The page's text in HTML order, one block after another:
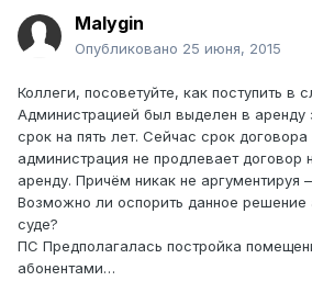
Malygin
Опубликовано 25 июня, 2015
Коллеги, посоветуйте, как поступить в
Администрацией был выделен в аренду
срок на пять лет. Сейчас срок договора
администрация не продлевает договор
аренду. Причём никак не аргументируя
Возможно ли оспорить данное решение
суде?
ПС Предполагалась постройка
абонентами…